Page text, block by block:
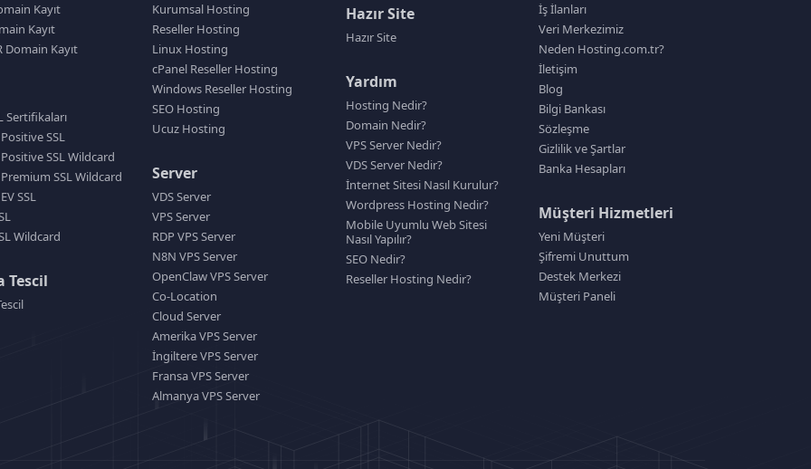
Kayıt
Kayıt
Domain Kayıt
Sertifikaları
SSL
SSL Wildcard
SSL Wildcard
SSL
Wildcard
Tescil
Kurumsal Hosting
Reseller Hosting
Linux Hosting
cPanel Reseller Hosting
Windows Reseller Hosting
SEO Hosting
Ucuz Hosting
Server
VDS Server
VPS Server
RDP VPS Server
N8N VPS Server
OpenClaw VPS Server
Co-Location
Cloud Server
Amerika VPS Server
İngiltere VPS Server
Fransa VPS Server
Almanya VPS Server
Hazır Site
Hazır Site
Yardım
Hosting Nedir?
Domain Nedir?
VPS Server Nedir?
VDS Server Nedir?
İnternet Sitesi Nasıl Kurulur?
Wordpress Hosting Nedir?
Mobile Uyumlu Web Sitesi
Nasıl Yapılır?
SEO Nedir?
Reseller Hosting Nedir?
İş İlanları
Veri Merkezimiz
Neden Hosting.com.tr?
İletişim
Blog
Bilgi Bankası
Sözleşme
Gizlilik ve Şartlar
Banka Hesapları
Müşteri Hizmetleri
Yeni Müşteri
Şifremi Unuttum
Destek Merkezi
Müşteri Paneli